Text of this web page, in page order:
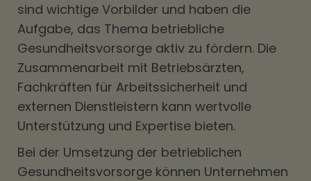
sind wichtige Vorbilder und haben die
Aufgabe, das Thema betriebliche
Gesundheitsvorsorge aktiv zu fördern. Die
Zusammenarbeit mit Betriebsärzten,
Fachkräften für Arbeitssicherheit und
externen Dienstleistern kann wertvolle
Unterstützung und Expertise bieten.
Bei der Umsetzung der betrieblichen
Gesundheitsvorsorge können Unternehmen